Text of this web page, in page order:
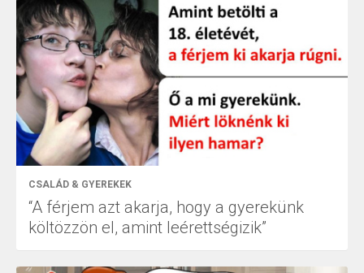
CSALÁD & GYEREKEK
“A férjem azt akarja, hogy a gyerekünk
költözzön el, amint leérettségizik”